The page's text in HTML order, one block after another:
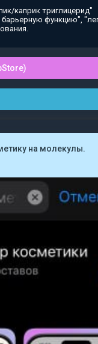
каприк триглицерид"
барьерную функцию",
на молекулы.